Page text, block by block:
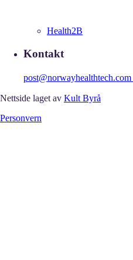
Health2B
Kontakt
post@norwayhealthtech.com
Nettside laget av Kult Byrå
Personvern